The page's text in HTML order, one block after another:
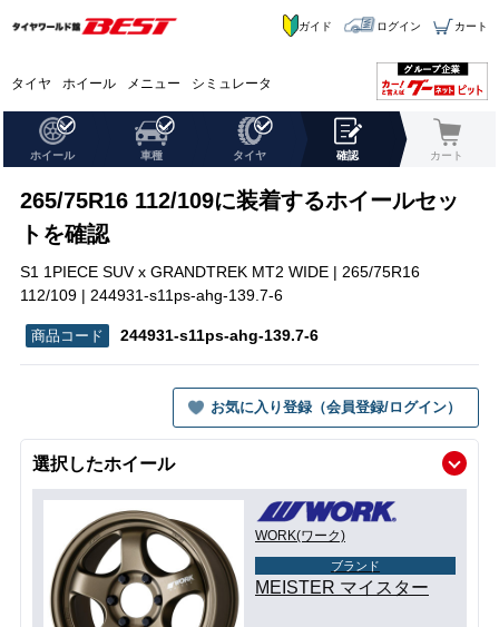
タイヤ ホイール メニュー シミュレータ
ガイド ログイン カート
ホイール 車種 タイヤ 確認 カート
265/75R16 112/109に装着するホイールセッ
トを確認
S1 1PIECE SUV x GRANDTREK MT2 WIDE | 265/75R16
112/109 | 244931-s11ps-ahg-139.7-6
244931-s11ps-ahg-139.7-6
お気に入り登録（会員登録/ログイン）
選択したホイール
WORK(ワーク)
ブランド
MEISTER マイスター